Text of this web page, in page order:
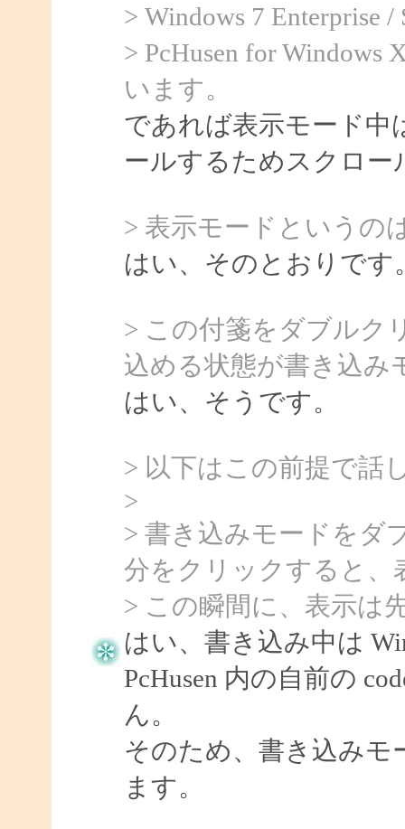
> Windows 7 Enterprise
> PcHusen for Windows
います。
であれば表示モード中
ールするためスクロー
> 表示モードというの
はい、そのとおりです
> この付箋をダブルク
込める状態が書き込み
はい、そうです。
> 以下はこの前提で話
>
> 書き込みモードをダ
分をクリックすると、
> この瞬間に、表示は
はい、書き込み中は
PcHusen 内の自前の
ん。
そのため、書き込みモ
ます。